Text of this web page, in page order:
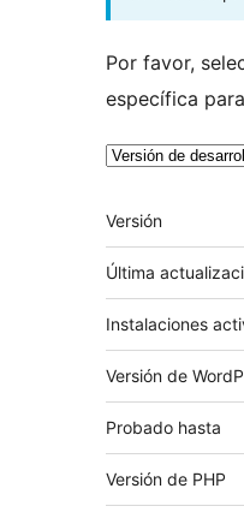
Por favor,
específica
Meta
Versión
Última
Instalaciones
Versión de
Probado hasta
Versión de PHP